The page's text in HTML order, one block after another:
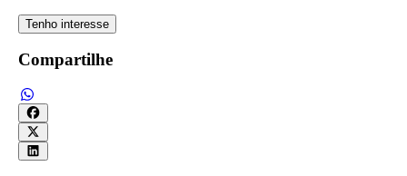
Tenho interesse
Compartilhe